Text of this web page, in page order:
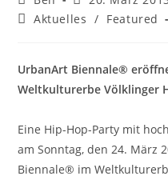
Aktuelles / Featured
UrbanArt Biennale®
Weltkulturerbe Völklinger
Eine Hip-Hop-Party mit
am Sonntag, den 24. März
Biennale® im